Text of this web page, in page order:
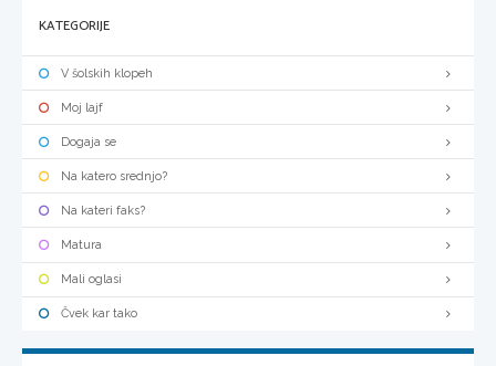
KATEGORIJE
V šolskih klopeh
Moj lajf
Dogaja se
Na katero srednjo?
Na kateri faks?
Matura
Mali oglasi
Čvek kar tako